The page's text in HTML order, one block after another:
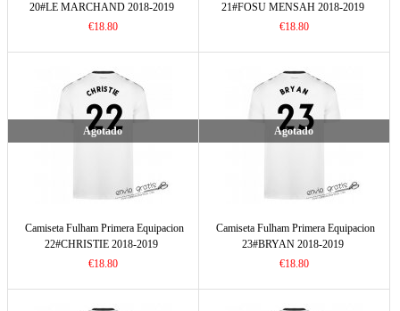
20#LE MARCHAND 2018-2019
€18.80
21#FOSU MENSAH 2018-2019
€18.80
Agotado
Camiseta Fulham Primera Equipacion
22#CHRISTIE 2018-2019
€18.80
Agotado
Camiseta Fulham Primera Equipacion
23#BRYAN 2018-2019
€18.80